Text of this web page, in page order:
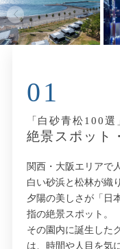
01
「白砂青松100
絶景スポット
関西・大阪エリアで
白い砂浜と松林が織
夕陽の美しさが「日
指の絶景スポット。
その園内に誕生した
は、時間や人目を気